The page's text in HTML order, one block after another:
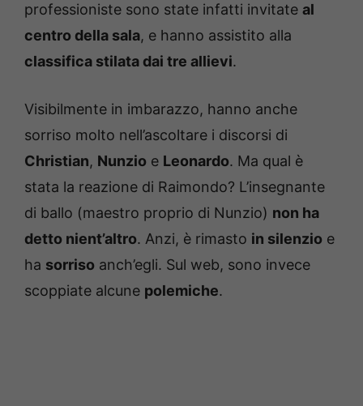
professioniste sono state infatti invitate al
centro della sala, e hanno assistito alla
classifica stilata dai tre allievi.
Visibilmente in imbarazzo, hanno anche
sorriso molto nell’ascoltare i discorsi di
Christian, Nunzio e Leonardo. Ma qual è
stata la reazione di Raimondo? L’insegnante
di ballo (maestro proprio di Nunzio) non ha
detto nient’altro. Anzi, è rimasto in silenzio e
ha sorriso anch’egli. Sul web, sono invece
scoppiate alcune polemiche.